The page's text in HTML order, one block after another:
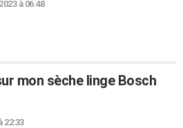
à 06:48
mon sèche linge Bosch
22:33